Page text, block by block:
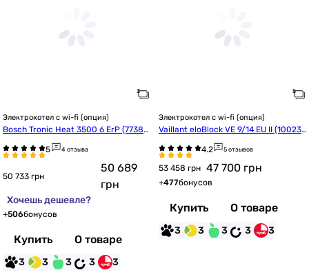
Электрокотел с wi-fi (опция)
Bosch Tronic Heat 3500 6 ErP (77385
4 отзыва
50 733 грн
50 689
грн
Хочешь дешевле?
+506бонусов
Купить О товаре
3 3 3 3 3
Электрокотел с wi-fi (опция)
Vaillant eloBlock VE 9/14 EU II (100236
5 отзывов
53 458 грн 47 700 грн
+477бонусов
Купить О товаре
3 3 3 3 3